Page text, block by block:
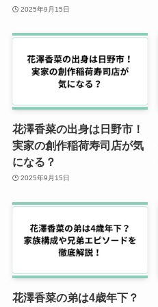
2025年9月15日
花澤香菜の出身は日野市！
実家の創作稲荷寿司店が気
になる？
2025年9月15日
花澤香菜の弟は4歳年下？